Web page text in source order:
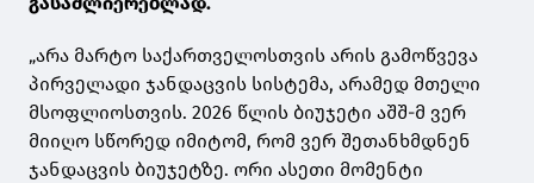
„არა მარტო საქართველოსთვის არის გამოწვევა
პირველადი ჯანდაცვის სისტემა, არამედ მთელი
მსოფლიოსთვის. 2026 წლის ბიუჯეტი აშშ-მ ვერ
მიიღო სწორედ იმიტომ, რომ ვერ შეთანხმდნენ
ჯანდაცვის ბიუჯეტზე. ორი ასეთი მომენტი